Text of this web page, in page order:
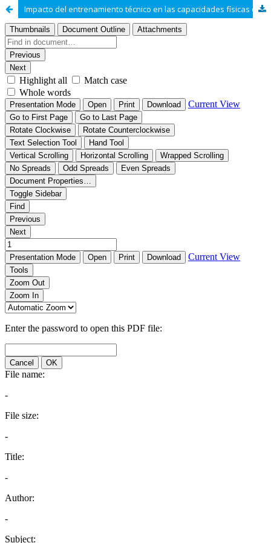
Impacto del entrenamiento técnico en las capacidades físicas en niños futbolistas de 10-12 años